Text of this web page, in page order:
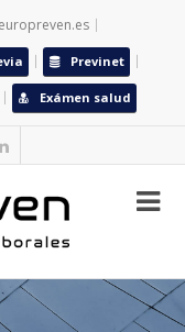
Previnet
Exámen salud